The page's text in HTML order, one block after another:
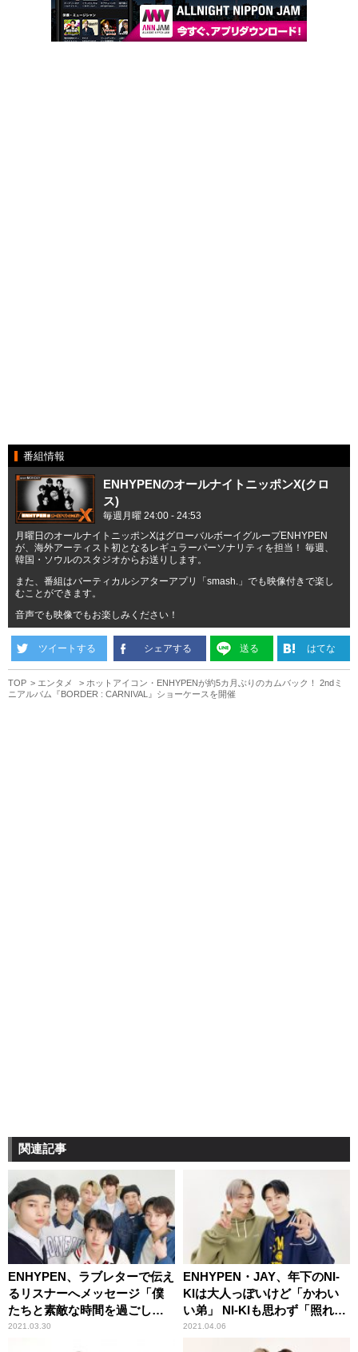
番組情報
ENHYPENのオールナイトニッポンX(クロ
ス)
毎週月曜 24:00 - 24:53
月曜日のオールナイトニッポンXはグローバルボーイグループENHYPEN
が、海外アーティスト初となるレギュラーパーソナリティを担当！ 毎週、
韓国・ソウルのスタジオからお送りします。
また、番組はバーティカルシアターアプリ「smash.」でも映像付きで楽し
むことができます。
音声でも映像でもお楽しみください！
ツイートする シェアする 送る はてな
TOP エンタメ
ホットアイコン・ENHYPENが約5カ月ぶりのカムバック！ 2ndミ
ニアルバム『BORDER : CARNIVAL』ショーケースを開催
関連記事
ENHYPEN、ラブレターで伝え
るリスナーへメッセージ「僕
たちと素敵な時間を過ごしま
しょう」
2021.03.30
ENHYPEN・JAY、年下のNI-
KIは大人っぽいけど「かわい
い弟」 NI-KIも思わず「照れま
すね」
2021.04.06